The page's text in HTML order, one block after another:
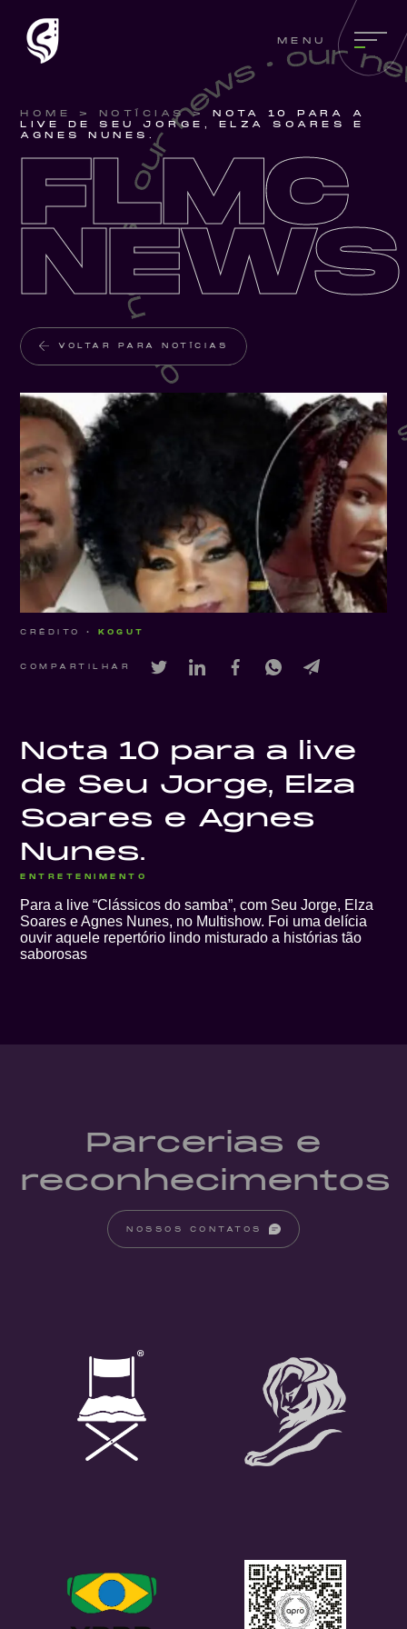
MENU
HOME > NOTÍCIAS>
NOTA 10 PARA A
LIVE DE SEU JORGE, ELZA SOARES E
AGNES NUNES.
FLMC
NEWS
VOLTAR PARA NOTÍCIAS
CRÉDITO • KOGUT
COMPARTILHAR
Nota 10 para a live
de Seu Jorge, Elza
Soares e Agnes
Nunes.
ENTRETENIMENTO
Para a live “Clássicos do samba”, com Seu Jorge, Elza
Soares e Agnes Nunes, no Multishow. Foi uma delícia
ouvir aquele repertório lindo misturado a histórias tão
saborosas
Parcerias e
reconhecimentos
NOSSOS CONTATOS